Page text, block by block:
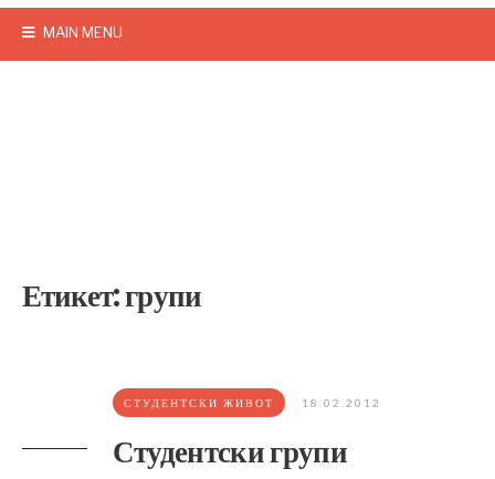
MAIN MENU
Етикет:групи
СТУДЕНТСКИ ЖИВОТ 18.02.2012
Студентски групи